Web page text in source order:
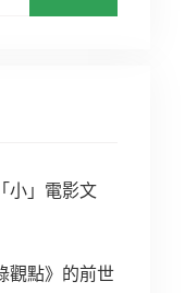
小」電影文
觀點》的前世